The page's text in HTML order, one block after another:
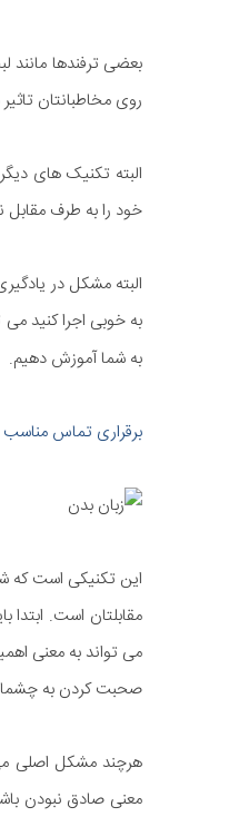
بعضی ترفندها
روی مخاطبانتان
البته تکنیک های
خود را به طرف
البته مشکل در
به خوبی اجرا کنید می
به شما آموزش دهیم.
برقراری تماس
این تکنیکی است که
مقابلتان است.
می تواند به معنی
صحبت کردن به
هرچند مشکل اصلی
معنی صادق نبودن